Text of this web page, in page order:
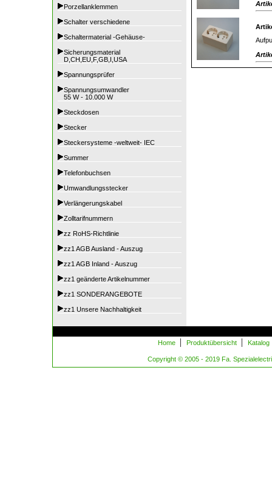
Porzellanklemmen
Schalter verschiedene
Schaltermaterial -Gehäuse-
Sicherungsmaterial
D,CH,EU,F,GB,I,USA
Spannungsprüfer
Spannungsumwandler
55 W - 10.000 W
Steckdosen
Stecker
Steckersysteme -weltweit- IEC
Summer
Telefonbuchsen
Umwandlungsstecker
Verlängerungskabel
Zolltarifnummern
zz RoHS-Richtlinie
zz1 AGB Ausland - Auszug
zz1 AGB Inland - Auszug
zz1 geänderte Artikelnummer
zz1 SONDERANGEBOTE
zz1 Unsere Nachhaltigkeit
Home | Produktübersicht | Katalog
Copyright © 2005 - 2019 Fa.